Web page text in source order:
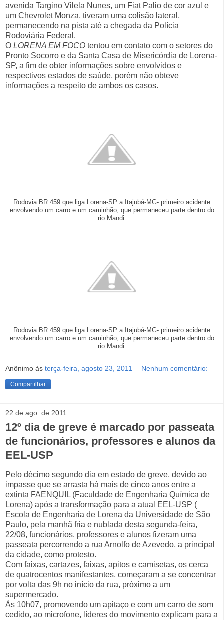
avenida Targino Vilela Nunes, um Fiat Palio de cor azul e
um Chevrolet Monza, tiveram uma colisão lateral,
permanecendo na pista até a chegada da Polícia
Rodoviária Federal.
O LORENA EM FOCO tentou em contato com o setores do
Pronto Socorro e da Santa Casa de Misericórdia de Lorena-
SP, a fim de obter informações sobre envolvidos e
respectivos estados de saúde, porém não obteve
informações a respeito de ambos os casos.
Rodovia BR 459 que liga Lorena-SP a Itajubá-MG- primeiro acidente
envolvendo um carro e um caminhão, que permaneceu parte dentro do
rio Mandi.
Rodovia BR 459 que liga Lorena-SP a Itajubá-MG- primeiro acidente
envolvendo um carro e um caminhão, que permaneceu parte dentro do
rio Mandi.
Anônimo às terça-feira, agosto 23, 2011 Nenhum comentário:
Compartilhar
22 de ago. de 2011
12º dia de greve é marcado por passeata
de funcionários, professores e alunos da
EEL-USP
Pelo décimo segundo dia em estado de greve, devido ao
impasse que se arrasta há mais de cinco anos entre a
extinta FAENQUIL (Faculdade de Engenharia Química de
Lorena) após a transformação para a atual EEL-USP (
Escola de Engenharia de Lorena da Universidade de São
Paulo, pela manhã fria e nublada desta segunda-feira,
22/08, funcionários, professores e alunos fizeram uma
passeata percorrendo a rua Arnolfo de Azevedo, a principal
da cidade, como protesto.
Com faixas, cartazes, faixas, apitos e camisetas, os cerca
de quatrocentos manifestantes, começaram a se concentrar
por volta das 9h no início da rua, próximo a um
supermercado.
Às 10h07, promovendo um apitaço e com um carro de som
cedido, ao microfone, líderes do movimento explicam para a